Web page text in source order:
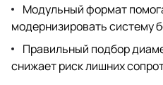
Модульный формат
модернизировать систему
Правильный подбор
снижает риск лишних